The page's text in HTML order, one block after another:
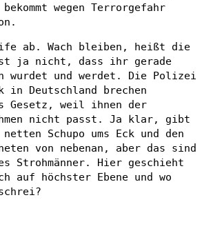
wegen Terrorgefahr
ab. Wach bleiben, heißt die
ja nicht, dass ihr gerade
wurdet und werdet. Die Polizei
Deutschland brechen
Gesetz, weil ihnen der
nicht passt. Ja klar, gibt
netten Schupo ums Eck und den
von nebenan, aber das sind
Strohmänner. Hier geschieht
auf höchster Ebene und wo